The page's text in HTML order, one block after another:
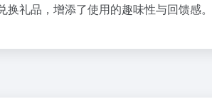
礼品，增添了使用的趣味性与回馈感。
2